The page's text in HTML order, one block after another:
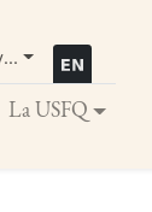
La USFQ